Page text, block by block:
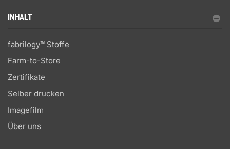
INHALT
fabrilogy™ Stoffe
Farm-to-Store
Zertifikate
Selber drucken
Imagefilm
Über uns